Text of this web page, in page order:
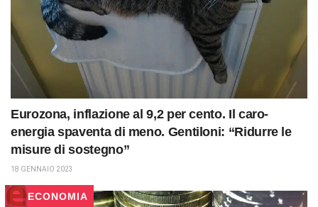
Eurozona, inflazione al 9,2 per cento. Il caro-
energia spaventa di meno. Gentiloni: “Ridurre le
misure di sostegno”
18 GENNAIO 2023
ECONOMIA